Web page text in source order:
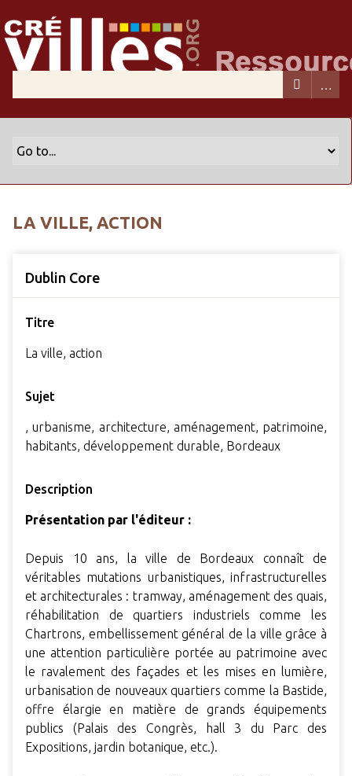
LA VILLE, ACTION
Dublin Core
Titre
La ville, action
Sujet
, urbanisme, architecture, aménagement, patrimoine,
habitants, développement durable, Bordeaux
Description
Présentation par l'éditeur :
Depuis 10 ans, la ville de Bordeaux connaît de
véritables mutations urbanistiques, infrastructurelles
et architecturales : tramway, aménagement des quais,
réhabilitation de quartiers industriels comme les
Chartrons, embellissement général de la ville grâce à
une attention particulière portée au patrimoine avec
le ravalement des façades et les mises en lumière,
urbanisation de nouveaux quartiers comme la Bastide,
offre élargie en matière de grands équipements
publics (Palais des Congrès, hall 3 du Parc des
Expositions, jardin botanique, etc.).